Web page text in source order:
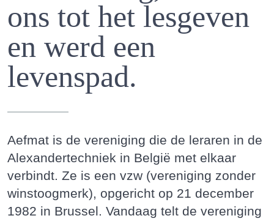
ons tot het lesgeven
en werd een
levenspad.
Aefmat is de vereniging die de leraren in de
Alexandertechniek in België met elkaar
verbindt. Ze is een vzw (vereniging zonder
winstoogmerk), opgericht op 21 december
1982 in Brussel. Vandaag telt de vereniging